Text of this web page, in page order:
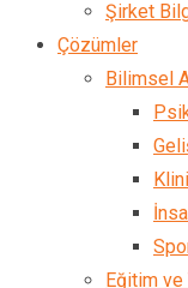
Şirket
Çözümler
Bilimsel
Eğitim